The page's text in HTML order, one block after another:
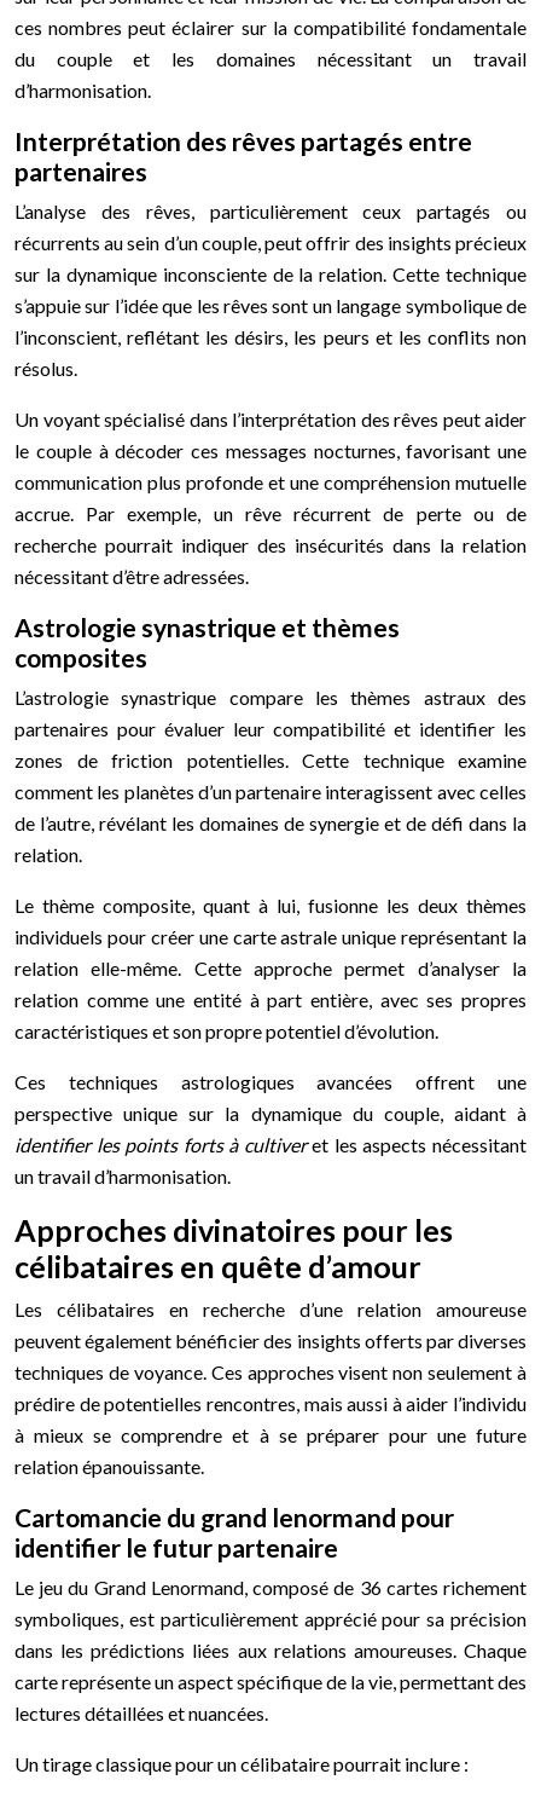
ces nombres peut éclairer sur la compatibilité fondamentale
du couple et les domaines nécessitant un travail
d’harmonisation.
Interprétation des rêves partagés entre
partenaires
L’analyse des rêves, particulièrement ceux partagés ou
récurrents au sein d’un couple, peut offrir des insights précieux
sur la dynamique inconsciente de la relation. Cette technique
s’appuie sur l’idée que les rêves sont un langage symbolique de
l’inconscient, reflétant les désirs, les peurs et les conflits non
résolus.
Un voyant spécialisé dans l’interprétation des rêves peut aider
le couple à décoder ces messages nocturnes, favorisant une
communication plus profonde et une compréhension mutuelle
accrue. Par exemple, un rêve récurrent de perte ou de
recherche pourrait indiquer des insécurités dans la relation
nécessitant d’être adressées.
Astrologie synastrique et thèmes
composites
L’astrologie synastrique compare les thèmes astraux des
partenaires pour évaluer leur compatibilité et identifier les
zones de friction potentielles. Cette technique examine
comment les planètes d’un partenaire interagissent avec celles
de l’autre, révélant les domaines de synergie et de défi dans la
relation.
Le thème composite, quant à lui, fusionne les deux thèmes
individuels pour créer une carte astrale unique représentant la
relation elle-même. Cette approche permet d’analyser la
relation comme une entité à part entière, avec ses propres
caractéristiques et son propre potentiel d’évolution.
Ces techniques astrologiques avancées offrent une
perspective unique sur la dynamique du couple, aidant à
identifier les points forts à cultiveret les aspects nécessitant
un travail d’harmonisation.
Approches divinatoires pour les
célibataires en quête d’amour
Les célibataires en recherche d’une relation amoureuse
peuvent également bénéficier des insights offerts par diverses
techniques de voyance. Ces approches visent non seulement à
prédire de potentielles rencontres, mais aussi à aider l’individu
à mieux se comprendre et à se préparer pour une future
relation épanouissante.
Cartomancie du grand lenormand pour
identifier le futur partenaire
Le jeu du Grand Lenormand, composé de 36 cartes richement
symboliques, est particulièrement apprécié pour sa précision
dans les prédictions liées aux relations amoureuses. Chaque
carte représente un aspect spécifique de la vie, permettant des
lectures détaillées et nuancées.
Un tirage classique pour un célibataire pourrait inclure :